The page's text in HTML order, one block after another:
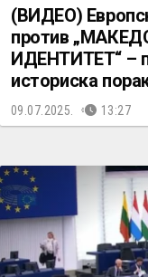
(ВИДЕО)
против
ИДЕНТИТЕТ“ –
историска
09.07.2025. 13:27